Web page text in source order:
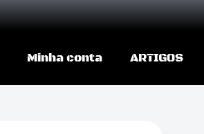
Minha conta ARTIGOS